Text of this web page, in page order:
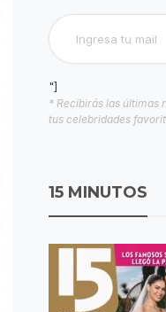
"]
* Recibirás las últimas
tus celebridades
15 MINUTOS